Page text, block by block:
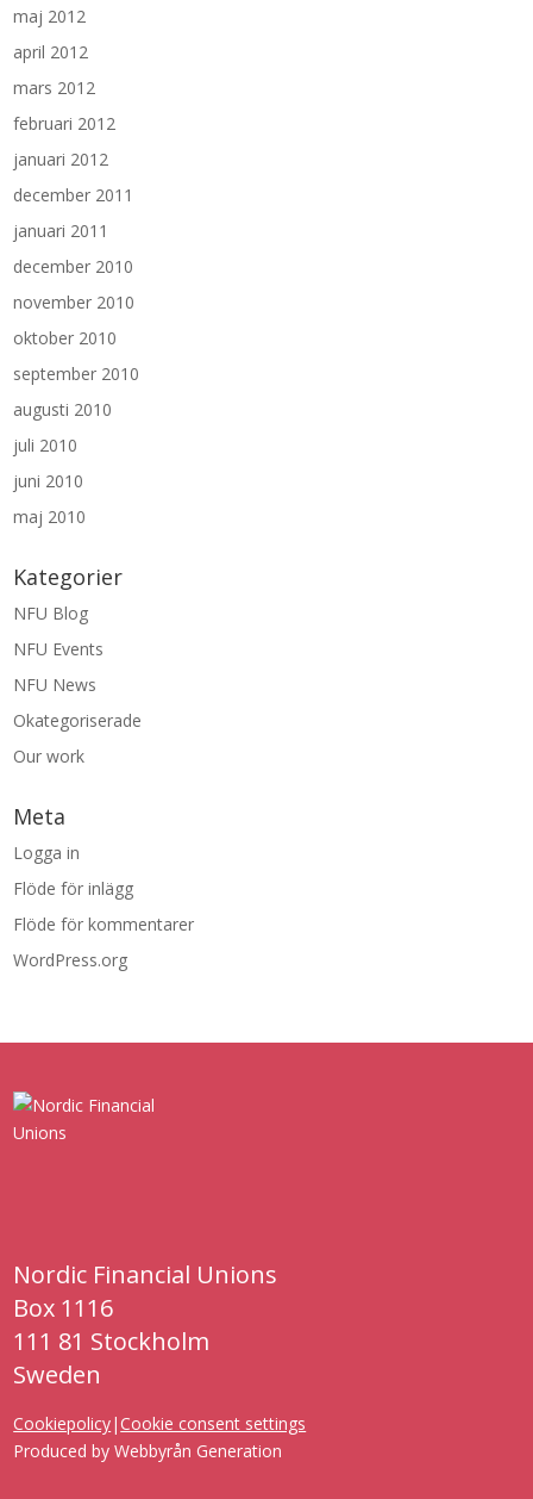
maj 2012
april 2012
mars 2012
februari 2012
januari 2012
december 2011
januari 2011
december 2010
november 2010
oktober 2010
september 2010
augusti 2010
juli 2010
juni 2010
maj 2010
Kategorier
NFU Blog
NFU Events
NFU News
Okategoriserade
Our work
Meta
Logga in
Flöde för inlägg
Flöde för kommentarer
WordPress.org
Nordic Financial Unions
Box 1116
111 81 Stockholm
Sweden
Cookiepolicy|Cookie consent settings
Produced byWebbyrån Generation